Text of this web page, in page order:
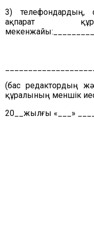
3) телефондардың,
ақпарат
(бас редактордың
құралының меншік
20__жылғы «___»